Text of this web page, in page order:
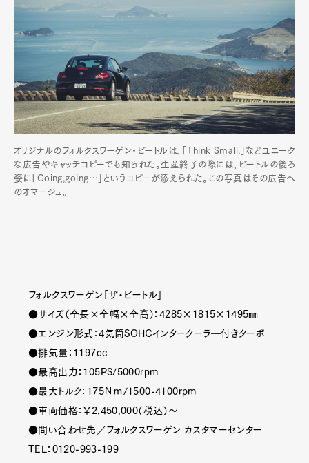
Art&DesignWatchFashion
GourmetCars
ProductCultureLifestyle
Pen Membership
Magazine
Official Columnist
About
Pen Meet
オリジナルのフォルクスワーゲン・ビートルは、「Think Small.」などユニーク
な広告やキャッチコピーでも知られた。生産終了の際には、ビートルの後ろ
姿に「Going,going…」というコピーが添えられた。この写真はその広告へ
のオマージュ。
フォルクスワーゲン「ザ・ビートル」
●サイズ（全長×全幅×全高）：4285×1815×1495㎜
●エンジン形式：4気筒SOHCインタークーラ―付きターボ
●排気量：1197cc
●最高出力：105PS/5000rpm
●最大トルク：175Ｎｍ/1500-4100rpm
●車両価格：￥2,450,000（税込）～
●問い合わせ先／フォルクスワーゲン カスタマーセンター
TEL：0120-993-199